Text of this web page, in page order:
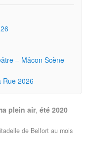
– Mâcon Scène
Rue 2026
plein air, été 2020
de Belfort au mois